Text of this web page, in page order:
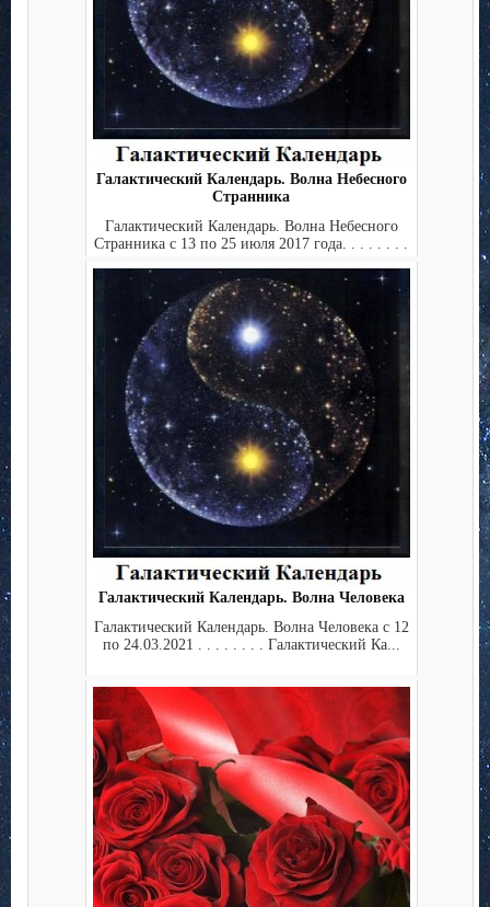
Галактический Календарь. Волна Небесного
Странника
Галактический Календарь. Волна Небесного
Странника с 13 по 25 июля 2017 года. . . . . . . .
Галактический Календарь. Волна Человека
Галактический Календарь. Волна Человека с 12
по 24.03.2021 . . . . . . . . Галактический Ка...